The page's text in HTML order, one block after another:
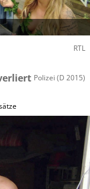
RTL
Polizei (D 2015)